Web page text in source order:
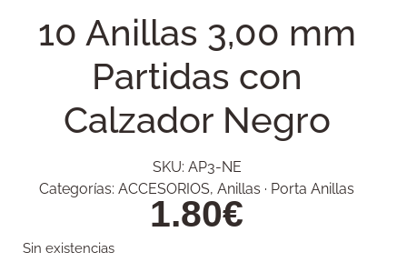
10 Anillas 3,00 mm
Partidas con
Calzador Negro
SKU: AP3-NE
Categorías: ACCESORIOS, Anillas · Porta Anillas
1.80€
Sin existencias